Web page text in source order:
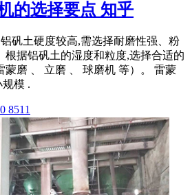
的选择要点 知乎
矾土硬度较高,需选择耐磨性强、粉
根据铝矾土的湿度和粒度,选择合适的
蒙磨 、 立磨 、 球磨机 等）。 雷蒙
模 .
8511